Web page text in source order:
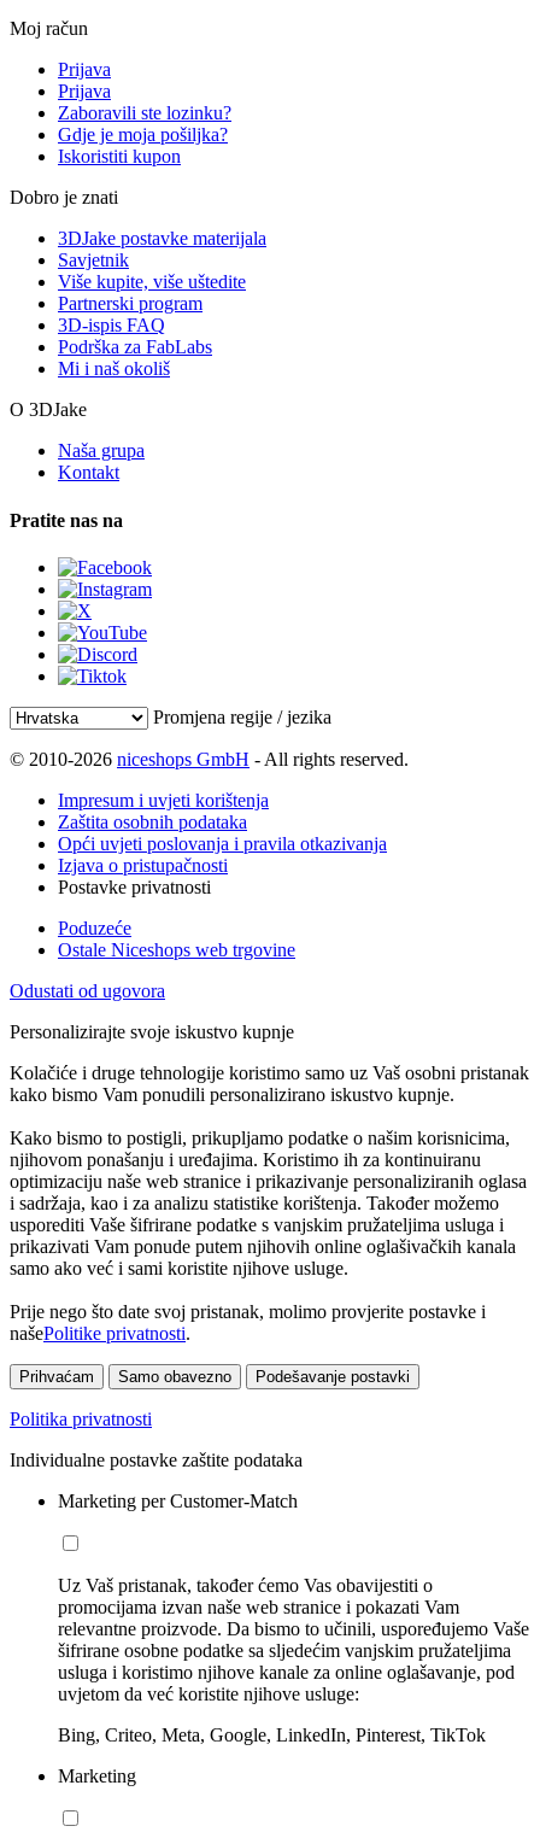
Moj račun
Prijava
Prijava
Zaboravili ste lozinku?
Gdje je moja pošiljka?
Iskoristiti kupon
Dobro je znati
3DJake postavke materijala
Savjetnik
Više kupite, više uštedite
Partnerski program
3D-ispis FAQ
Podrška za FabLabs
Mi i naš okoliš
O 3DJake
Naša grupa
Kontakt
Pratite nas na
Promjena regije / jezika
© 2010-2026 niceshops GmbH - All rights reserved.
Impresum i uvjeti korištenja
Zaštita osobnih podataka
Opći uvjeti poslovanja i pravila otkazivanja
Izjava o pristupačnosti
Postavke privatnosti
Poduzeće
Ostale Niceshops web trgovine
Odustati od ugovora
Personalizirajte svoje iskustvo kupnje
Kolačiće i druge tehnologije koristimo samo uz Vaš osobni pristanak
kako bismo Vam ponudili personalizirano iskustvo kupnje.
Kako bismo to postigli, prikupljamo podatke o našim korisnicima,
njihovom ponašanju i uređajima. Koristimo ih za kontinuiranu
optimizaciju naše web stranice i prikazivanje personaliziranih oglasa
i sadržaja, kao i za analizu statistike korištenja. Također možemo
usporediti Vaše šifrirane podatke s vanjskim pružateljima usluga i
prikazivati Vam ponude putem njihovih online oglašivačkih kanala
samo ako već i sami koristite njihove usluge.
Prije nego što date svoj pristanak, molimo provjerite postavke i
našePolitike privatnosti.
Prihvaćam Samo obavezno Podešavanje postavki
Politika privatnosti
Individualne postavke zaštite podataka
Marketing per Customer-Match
Uz Vaš pristanak, također ćemo Vas obavijestiti o
promocijama izvan naše web stranice i pokazati Vam
relevantne proizvode. Da bismo to učinili, uspoređujemo Vaše
šifrirane osobne podatke sa sljedećim vanjskim pružateljima
usluga i koristimo njihove kanale za online oglašavanje, pod
uvjetom da već koristite njihove usluge:
Bing, Criteo, Meta, Google, LinkedIn, Pinterest, TikTok
Marketing